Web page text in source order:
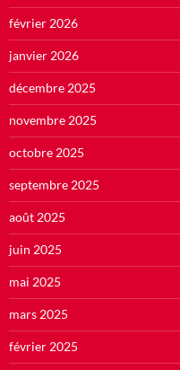
février 2026
janvier 2026
décembre 2025
novembre 2025
octobre 2025
septembre 2025
août 2025
juin 2025
mai 2025
mars 2025
février 2025